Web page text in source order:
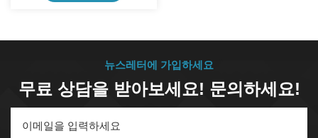
뉴스레터에 가입하세요
무료 상담을 받아보세요! 문의하세요!